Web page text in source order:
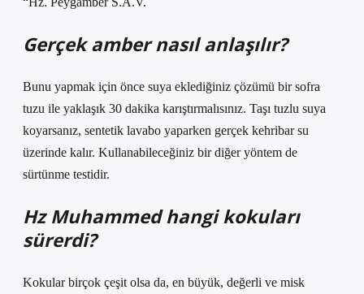
Gerçek amber nasıl anlaşılır?
Bunu yapmak için önce suya eklediğiniz çözümü bir sofra
tuzu ile yaklaşık 30 dakika karıştırmalısınız. Taşı tuzlu suya
koyarsanız, sentetik lavabo yaparken gerçek kehribar su
üzerinde kalır. Kullanabileceğiniz bir diğer yöntem de
sürtünme testidir.
Hz Muhammed hangi kokuları
sürerdi?
Kokular birçok çeşit olsa da, en büyük, değerli ve misk